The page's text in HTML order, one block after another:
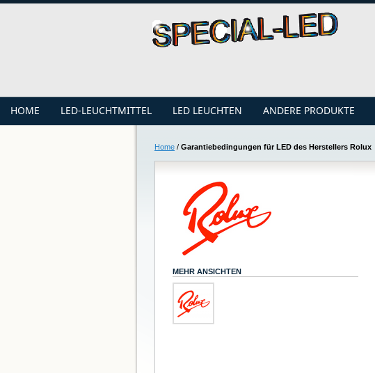
HOME LED-LEUCHTMITTEL LED LEUCHTEN ANDERE PRODUKTE
Home / Garantiebedingungen für LED des Herstellers Rolux
MEHR ANSICHTEN